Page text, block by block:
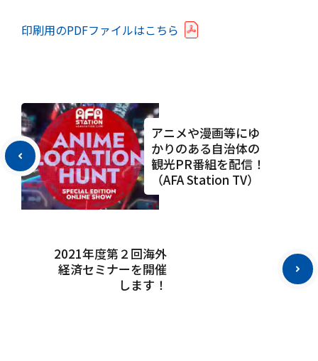
印刷用のPDFファイルはこちら
アニメや漫画等にゆ
かりのある自治体の
観光PR番組を配信！
（AFA Station TV）
2021年度第２回海外
経済セミナーを開催
します！